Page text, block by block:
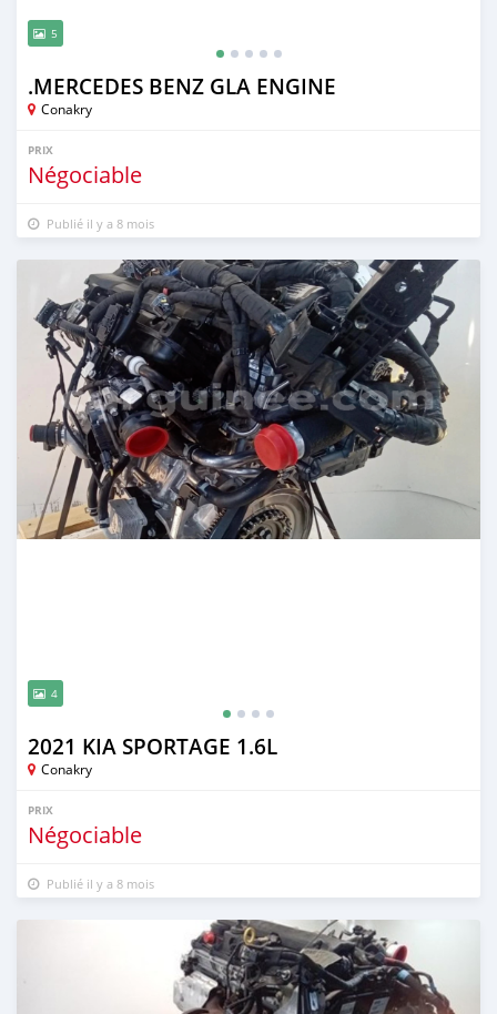
5
.MERCEDES BENZ GLA ENGINE
Conakry
PRIX
Négociable
Publié il y a 8 mois
4
2021 KIA SPORTAGE 1.6L
Conakry
PRIX
Négociable
Publié il y a 8 mois